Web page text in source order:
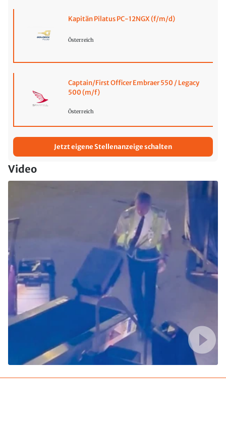
Kapitän Pilatus PC-12NGX (f/m/d)
Österreich
Captain/First Officer Embraer 550 / Legacy
500 (m/f)
Österreich
Jetzt eigene Stellenanzeige schalten
Video